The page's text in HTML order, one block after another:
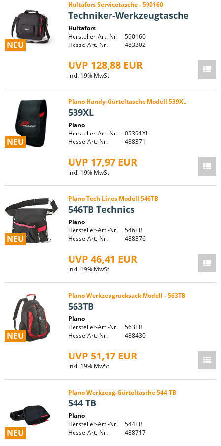
NEU
Hultafors Servicetasche - 590160
Techniker-Werkzeugtasche
Hultafors
Hersteller-Art.-Nr.
590160
Hesse-Art.-Nr.
483302
UVP 128,88 EUR
inkl. 19% MwSt.
NEU
Plano Handy-Gürteltasche Modell 539XL
539XL
Plano
Hersteller-Art.-Nr.
05391XL
Hesse-Art.-Nr.
488371
UVP 17,97 EUR
inkl. 19% MwSt.
NEU
Plano Tech Lines Modell 546TB
546TB Technics
Plano
Hersteller-Art.-Nr.
546TB
Hesse-Art.-Nr.
488376
UVP 46,41 EUR
inkl. 19% MwSt.
NEU
Plano Werkzeugrucksack Modell - 563TB
563TB
Plano
Hersteller-Art.-Nr.
563TB
Hesse-Art.-Nr.
488430
UVP 51,17 EUR
inkl. 19% MwSt.
NEU
Plano Werkzeug-Gürteltasche 544 TB
544 TB
Plano
Hersteller-Art.-Nr.
544TB
Hesse-Art.-Nr.
488717